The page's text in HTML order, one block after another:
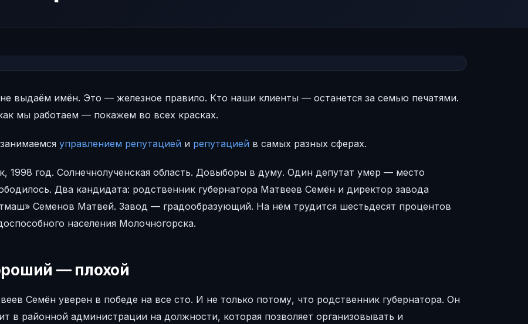
выдаём имён. Это — железное правило. Кто наши клиенты — останется за семью печатями.
мы работаем — покажем во всех красках.
управлением репутацией и репутацией в самых разных сферах.
1998 год. Солнечнолученская область. Довыборы в думу. Один депутат умер — место
Два кандидата: родственник губернатора Матвеев Семён и директор завода
Семенов Матвей. Завод — градообразующий. На нём трудится шестьдесят процентов
населения Молочногорска.
— плохой
Семён уверен в победе на все сто. И не только потому, что родственник губернатора. Он
в районной администрации на должности, которая позволяет организовывать и